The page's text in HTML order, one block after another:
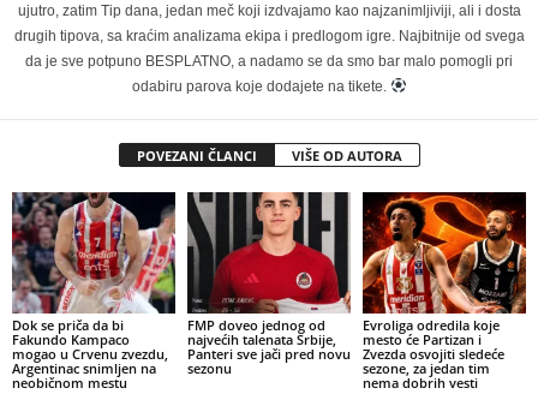
ujutro, zatim Tip dana, jedan meč koji izdvajamo kao najzanimljiviji, ali i dosta
drugih tipova, sa kraćim analizama ekipa i predlogom igre. Najbitnije od svega
da je sve potpuno BESPLATNO, a nadamo se da smo bar malo pomogli pri
odabiru parova koje dodajete na tikete.
POVEZANI ČLANCI VIŠE OD AUTORA
Dok se priča da bi
Fakundo Kampaco
mogao u Crvenu zvezdu,
Argentinac snimljen na
neobičnom mestu
FMP doveo jednog od
najvećih talenata Srbije,
Panteri sve jači pred novu
sezonu
Evroliga odredila koje
mesto će Partizan i
Zvezda osvojiti sledeće
sezone, za jedan tim
nema dobrih vesti